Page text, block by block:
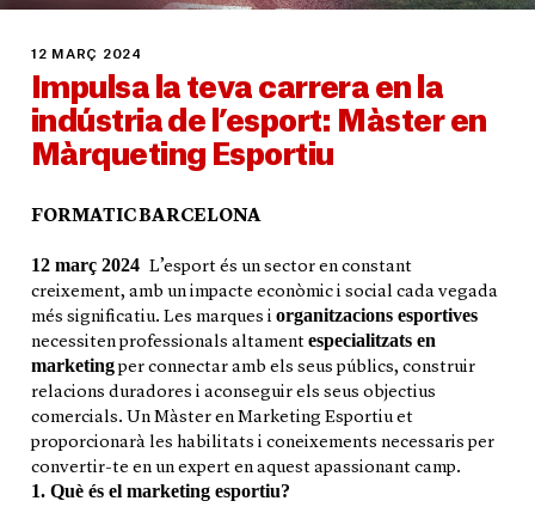
12 MARÇ 2024
Impulsa la teva carrera en la
indústria de l’esport: Màster en
Màrqueting Esportiu
FORMATIC BARCELONA
12 març 2024 L’esport és un sector en constant
creixement, amb un impacte econòmic i social cada vegada
més significatiu. Les marques i organitzacions esportives
necessiten professionals altament especialitzats en
marketingper connectar amb els seus públics, construir
relacions duradores i aconseguir els seus objectius
comercials. Un Màster en Marketing Esportiuet
proporcionarà les habilitats i coneixements necessaris per
convertir-te en un expert en aquest apassionant camp.
1. Què és el marketing esportiu?